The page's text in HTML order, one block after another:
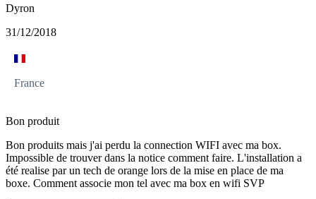
Dyron
31/12/2018
France
Bon produit
Bon produits mais j'ai perdu la connection WIFI avec ma box.
Impossible de trouver dans la notice comment faire. L'installation a
été realise par un tech de orange lors de la mise en place de ma
boxe. Comment associe mon tel avec ma box en wifi SVP